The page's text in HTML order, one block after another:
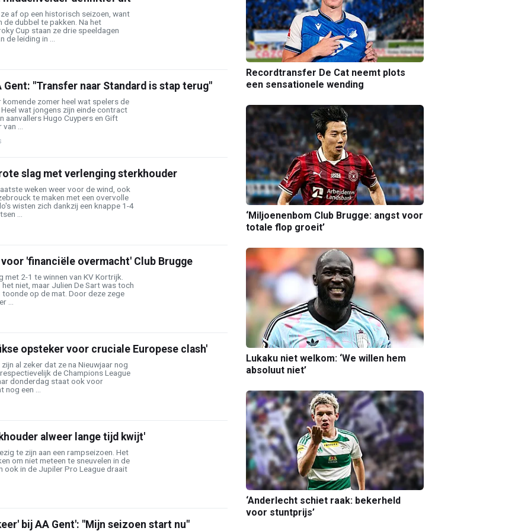
af op een historisch seizoen, want
de dubbel te pakken. Na het
Cup staan ze drie speeldagen
leiding in ...
"Transfer naar Standard is stap terug"
komende zomer heel wat spelers de
wat jongens zijn einde contract
aanvallers Hugo Cuypers en Gift
...
slag met verlenging sterkhouder
weken weer voor de wind, ook
te maken met een overvolle
wisten zich dankzij een knappe 1-4
...
'financiële overmacht' Club Brugge
met 2-1 te winnen van KV Kortrijk.
niet, maar Julien De Sart was toch
op de mat. Door deze zege
...
opsteker voor cruciale Europese clash'
al zeker dat ze na Nieuwjaar nog
de Champions League
donderdag staat ook voor
een ...
alweer lange tijd kwijt'
te zijn aan een rampseizoen. Het
om niet meteen te sneuvelen in de
ook in de Jupiler Pro League draait
bij AA Gent': "Mijn seizoen start nu"
Recordtransfer De Cat neemt plots
een sensationele wending
‘Miljoenenbom Club Brugge: angst voor
totale flop groeit’
Lukaku niet welkom: ‘We willen hem
absoluut niet’
‘Anderlecht schiet raak: bekerheld
voor stuntprijs’